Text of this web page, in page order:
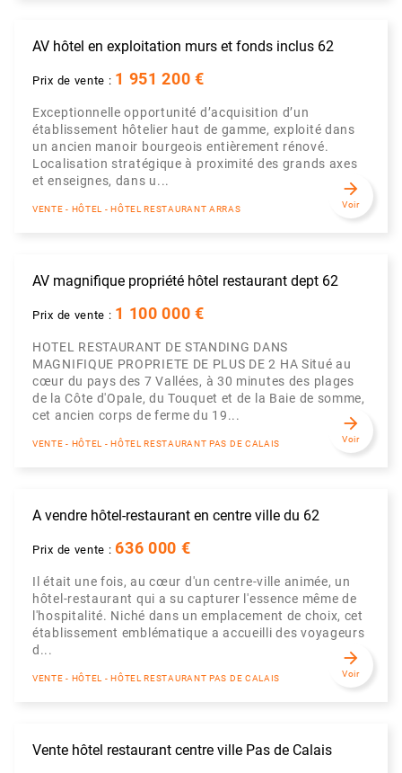
AV hôtel en exploitation murs et fonds inclus 62
Prix de vente : 1 951 200 €
Exceptionnelle opportunité d’acquisition d’un
établissement hôtelier haut de gamme, exploité dans
un ancien manoir bourgeois entièrement rénové.
Localisation stratégique à proximité des grands axes
et enseignes, dans u...
VENTE - HÔTEL - HÔTEL RESTAURANT ARRAS
arrow_forward
Voir
AV magnifique propriété hôtel restaurant dept 62
Prix de vente : 1 100 000 €
HOTEL RESTAURANT DE STANDING DANS
MAGNIFIQUE PROPRIETE DE PLUS DE 2 HA Situé au
cœur du pays des 7 Vallées, à 30 minutes des plages
de la Côte d'Opale, du Touquet et de la Baie de somme,
cet ancien corps de ferme du 19...
VENTE - HÔTEL - HÔTEL RESTAURANT PAS DE CALAIS
arrow_forward
Voir
A vendre hôtel-restaurant en centre ville du 62
Prix de vente :636 000 €
Il était une fois, au cœur d'un centre-ville animée, un
hôtel-restaurant qui a su capturer l'essence même de
l'hospitalité. Niché dans un emplacement de choix, cet
établissement emblématique a accueilli des voyageurs
d...
VENTE - HÔTEL - HÔTEL RESTAURANT PAS DE CALAIS
arrow_forward
Voir
Vente hôtel restaurant centre ville Pas de Calais